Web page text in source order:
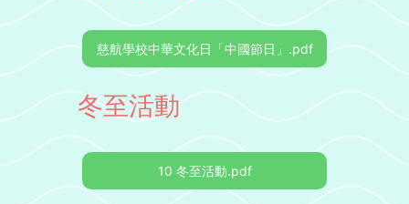
慈航學校中華文化日「中國節日」.pdf
冬至活動
10 冬至活動.pdf